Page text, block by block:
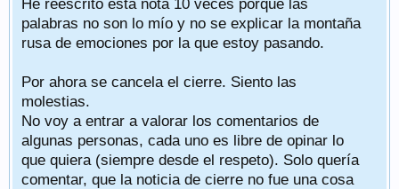
He reescrito esta nota 10 veces porque las
palabras no son lo mío y no se explicar la montaña
rusa de emociones por la que estoy pasando.
Por ahora se cancela el cierre. Siento las
molestias.
No voy a entrar a valorar los comentarios de
algunas personas, cada uno es libre de opinar lo
que quiera (siempre desde el respeto). Solo quería
comentar, que la noticia de cierre no fue una cosa